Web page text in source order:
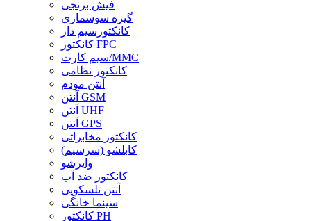
فیش برنجی
گیره سوسماری
کانکتورسیم دار
کانکتور FPC
سیم کارت/MMC
کانکتور نظامی
آنتن مودم
آنتن GSM
آنتن UHF
آنتن GPS
کانکتور مخابراتی
کابلشو (سرسیم)
وایرشو
کانکتور ضد آب
آنتن تلسکوپی
سینما خانگی
کانکتور PH